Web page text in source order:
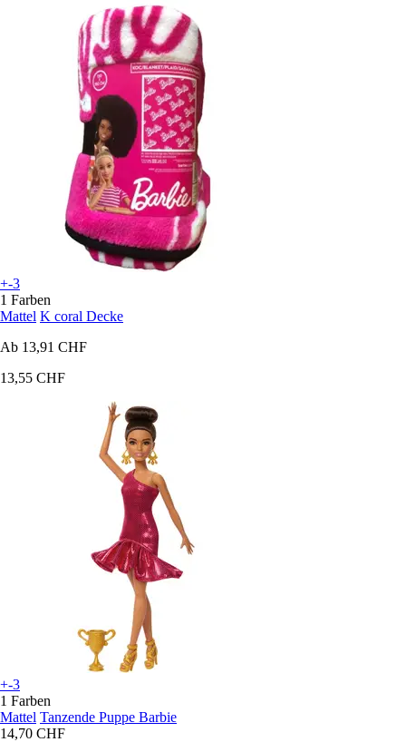
+-3
1 Farben
Mattel K coral Decke
Ab 13,91 CHF
13,55 CHF
+-3
1 Farben
Mattel Tanzende Puppe Barbie
14,70 CHF